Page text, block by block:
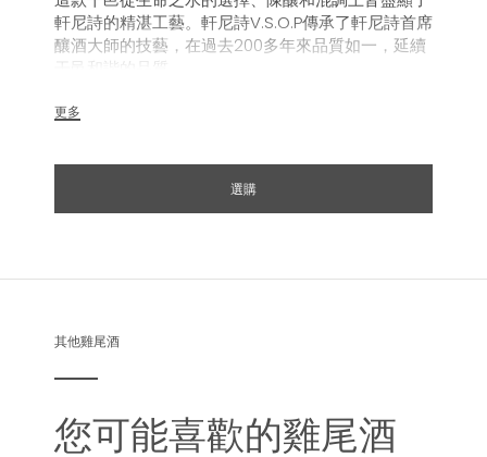
軒尼詩的精湛工藝。軒尼詩V.S.O.P傳承了軒尼詩首席
釀酒大師的技藝，在過去200多年來品質如一，延續
干邑和諧的品質。
更多
選購
其他雞尾酒
您可能喜歡的雞尾酒